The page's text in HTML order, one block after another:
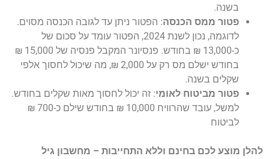
בשנה.
פטור ממס הכנסה: הפטור ניתן עד לגובה הכנסה מסוים.
לדוגמה, נכון לשנת 2024, הפטור עומד על סכום של
כ-13,000 ₪ בחודש. פנסיונר המקבל פנסיה של 15,000 ₪
בחודש ישלם מס רק על 2,000 ₪, מה שיכול לחסוך אלפי
שקלים בשנה.
פטור מביטוח לאומי: זה יכול לחסוך מאות שקלים בחודש.
למשל, עובד שהרוויח 10,000 ₪ בחודש שילם כ-700 ₪
לביטוח
להלן מוצע לכם בחינם וללא התחייבות – מחשבון גיל